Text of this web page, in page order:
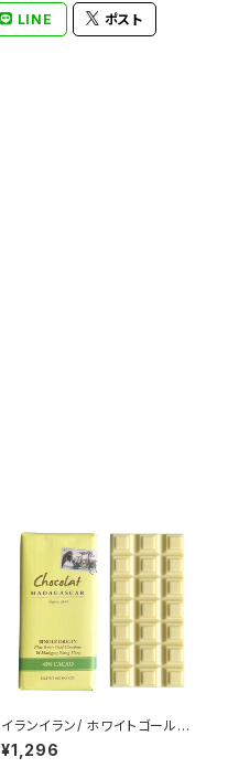
LINE ポスト
イランイラン/ ホワイトゴールド
チョコレート 45% ショコラマダ
ガスカル Chocolat Madagas
¥1,296